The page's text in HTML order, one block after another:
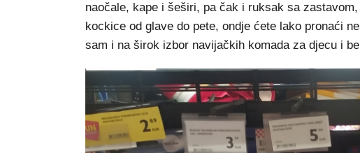
naočale, kape i šeširi, pa čak i ruksak sa
kockice od glave do pete, ondje ćete lako pronaći
sam i na širok izbor navijačkih komada za djecu i